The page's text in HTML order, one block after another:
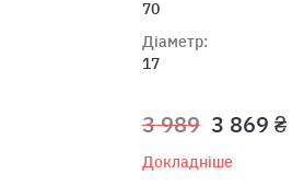
70
Діаметр:
17
3 989 3 869 ₴
Докладніше